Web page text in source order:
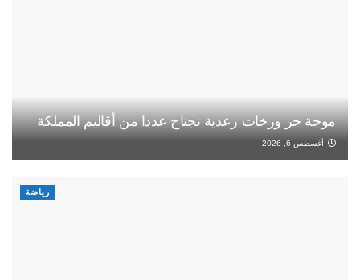
موجة حر وزخات رعدية تجتاح عددا من أقاليم المملكة
أغسطس 6, 2026
رياضة